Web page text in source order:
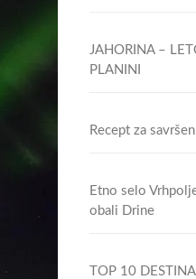
JAHORINA –
PLANINI
Recept za
Etno selo
obali Drine
TOP 10